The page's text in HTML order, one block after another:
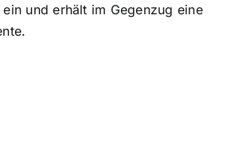
ein und erhält im Gegenzug eine